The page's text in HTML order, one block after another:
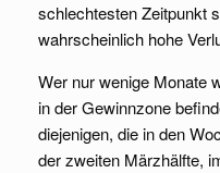
schlechtesten Zeitpunkt
wahrscheinlich hohe
Wer nur wenige Monate
in der Gewinnzone
diejenigen, die in den
der zweiten Märzhälfte,